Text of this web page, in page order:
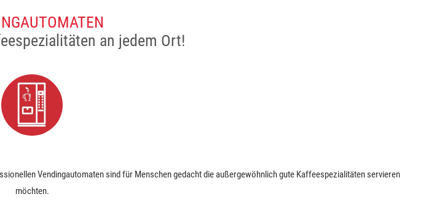
an jedem Ort!
Vendingautomaten sind für Menschen gedacht die außergewöhnlich gute Kaffeespezialitäten servieren
möchten.